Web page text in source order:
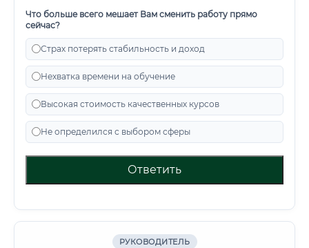
Что больше всего мешает Вам сменить работу прямо
сейчас?
Страх потерять стабильность и доход
Нехватка времени на обучение
Высокая стоимость качественных курсов
Не определился с выбором сферы
Ответить
РУКОВОДИТЕЛЬ